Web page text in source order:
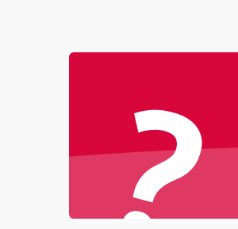
Электронные компоненты
?